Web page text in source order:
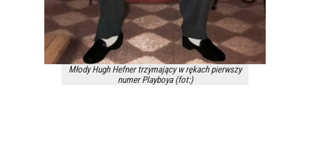
Młody Hugh Hefner trzymający w rękach pierwszy
numer Playboya (fot:)